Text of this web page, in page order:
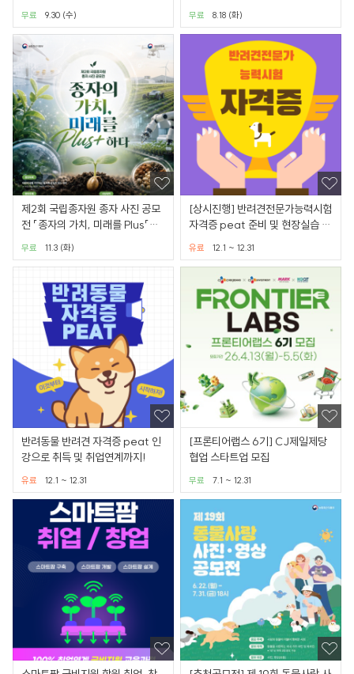
9.30 (수)
무료 8.18 (화)
무료
제2회 국립종자원 종자 사진 공모
전 「종자의 가치, 미래를 Plus「+」
하다」(~9/13)
11.3 (화)
무료
[상시진행] 반려견전문가능력시험
자격증 peat 준비 및 현장실습 기
회까지 제공12.1 ~ 12.31
유료
반려동물 반려견 자격증 peat 인
강으로 취득 및 취업연계까지!
12.1 ~ 12.31
유료
[프론티어랩스 6기] CJ제일제당
협업 스타트업 모집
7.1 ~ 12.31
무료